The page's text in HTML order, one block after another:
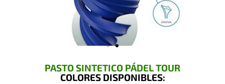
PASTO SINTETICO PÁDEL TOUR
COLORES DISPONIBLES: